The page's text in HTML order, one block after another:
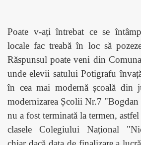
Poate v-ați întrebat ce se
locale fac treabă în loc să
Răspunsul poate veni din
unde elevii satului Potigrafu
în cea mai modernă școală din
modernizarea Școlii Nr.7 "Bogdan
nu a fost terminată la termen,
clasele Colegiului Național